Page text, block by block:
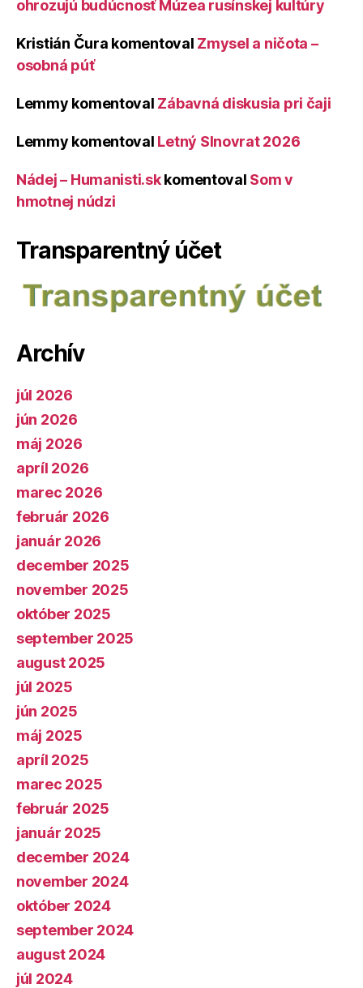
ohrozujú budúcnosť Múzea rusínskej kultúry
Kristián Čura komentoval Zmysel a ničota –
osobná púť
Lemmy komentoval Zábavná diskusia pri čaji
Lemmy komentoval Letný Slnovrat 2026
Nádej – Humanisti.skkomentoval Som v
hmotnej núdzi
Transparentný účet
Archív
júl 2026
jún 2026
máj 2026
apríl 2026
marec 2026
február 2026
január 2026
december 2025
november 2025
október 2025
september 2025
august 2025
júl 2025
jún 2025
máj 2025
apríl 2025
marec 2025
február 2025
január 2025
december 2024
november 2024
október 2024
september 2024
august 2024
júl 2024